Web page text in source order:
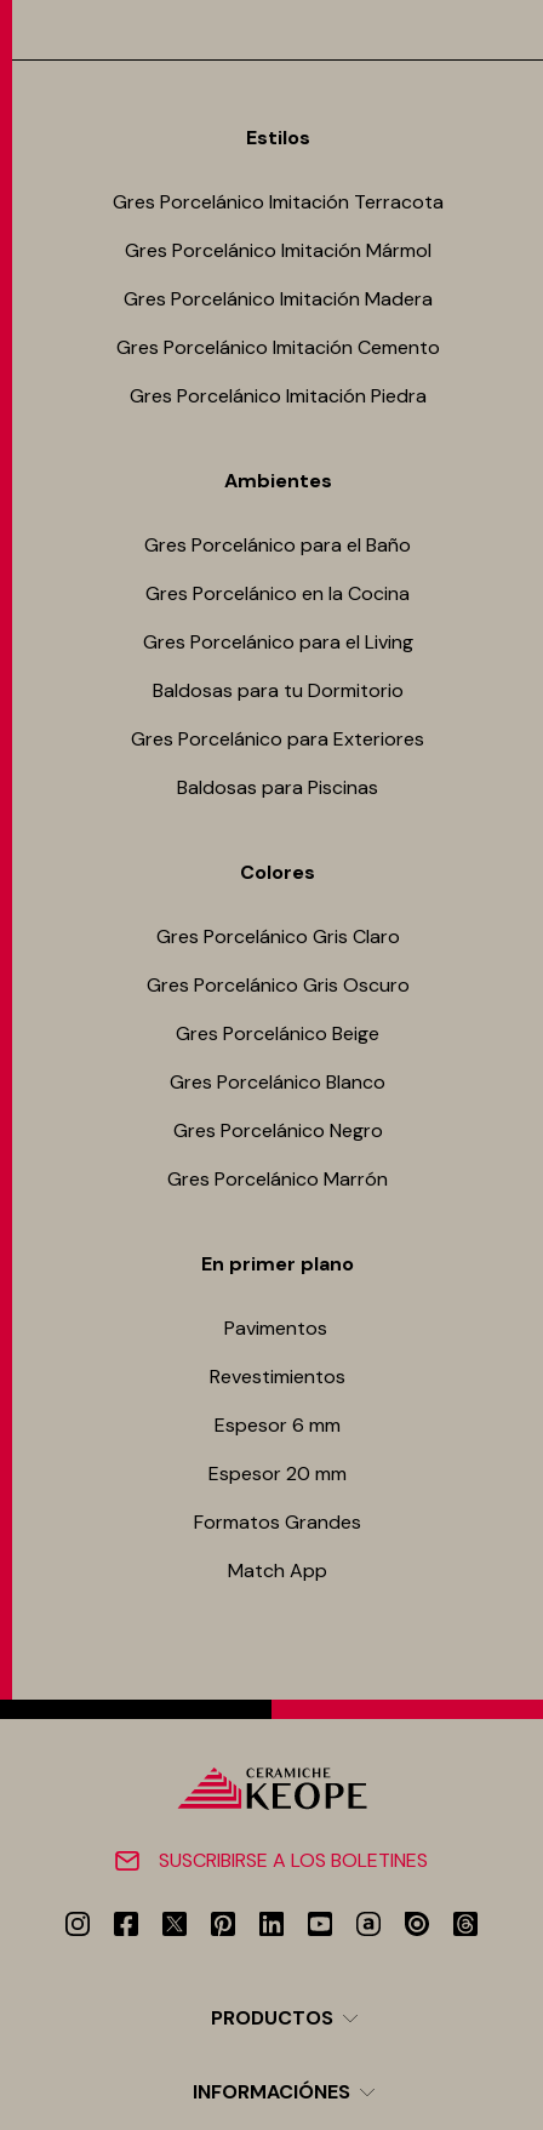
Estilos
Gres Porcelánico Imitación Terracota
Gres Porcelánico Imitación Mármol
Gres Porcelánico Imitación Madera
Gres Porcelánico Imitación Cemento
Gres Porcelánico Imitación Piedra
Ambientes
Gres Porcelánico para el Baño
Gres Porcelánico en la Cocina
Gres Porcelánico para el Living
Baldosas para tu Dormitorio
Gres Porcelánico para Exteriores
Baldosas para Piscinas
Colores
Gres Porcelánico Gris Claro
Gres Porcelánico Gris Oscuro
Gres Porcelánico Beige
Gres Porcelánico Blanco
Gres Porcelánico Negro
Gres Porcelánico Marrón
En primer plano
Pavimentos
Revestimientos
Espesor 6 mm
Espesor 20 mm
Formatos Grandes
Match App
SUSCRIBIRSE A LOS BOLETINES
PRODUCTOS
INFORMACIÓNES